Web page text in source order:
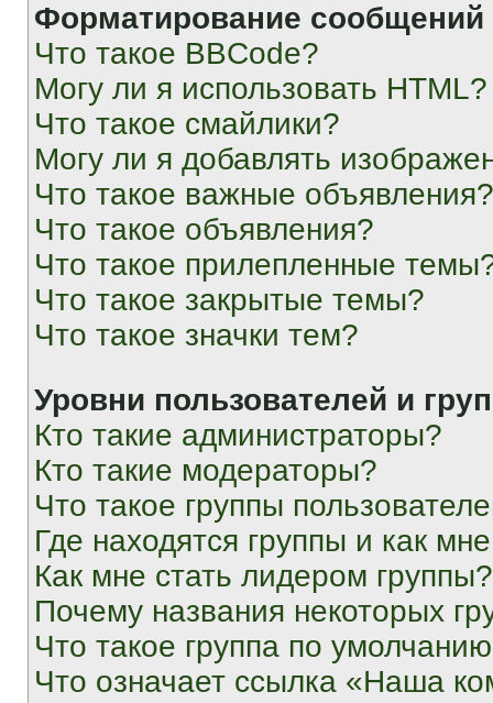
Форматирование
Что такое BBCode?
Могу ли я использовать HTML?
Что такое смайлики?
Могу ли я добавлять
Что такое важные объявления?
Что такое объявления?
Что такое прилепленные
Что такое закрытые темы?
Что такое значки тем?
Уровни пользователей и
Кто такие администраторы?
Кто такие модераторы?
Что такое группы
Где находятся группы и как
Как мне стать лидером группы?
Почему названия некоторых
Что такое группа по
Что означает ссылка «Наша